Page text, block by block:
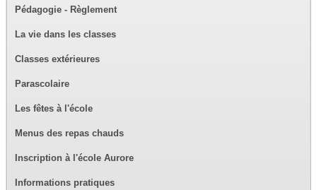
Pédagogie - Règlement
La vie dans les classes
Classes extérieures
Parascolaire
Les fêtes à l'école
Menus des repas chauds
Inscription à l'école Aurore
Informations pratiques